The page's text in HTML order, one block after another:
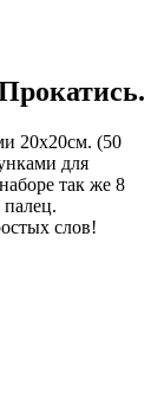
20х20см. (50
для
так же 8
слов!